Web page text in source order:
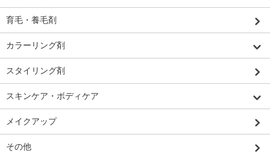
育毛・養毛剤
カラーリング剤
スタイリング剤
スキンケア・ボディケア
メイクアップ
その他